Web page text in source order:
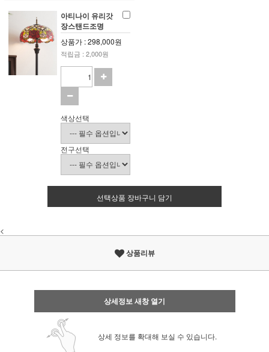
아티나이 유리갓
장스탠드조명
상품가 : 298,000원
적립금 : 2,000원
색상선택
전구선택
선택상품 장바구니 담기
<
상품리뷰
상세정보 새창 열기
상세 정보를 확대해 보실 수 있습니다.